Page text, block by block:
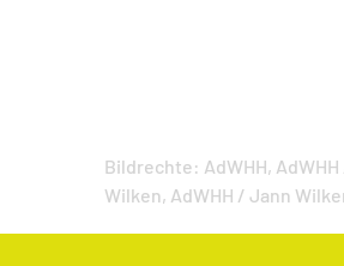
Bildrechte: AdWHH,
Wilken, AdWHH / Jann